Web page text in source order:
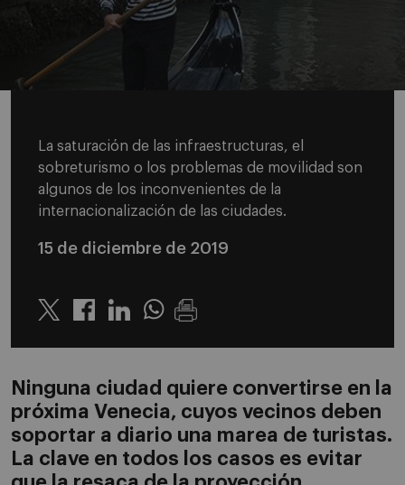
La saturación de las infraestructuras, el
sobreturismo o los problemas de movilidad son
algunos de los inconvenientes de la
internacionalización de las ciudades.
15 de diciembre de 2019
Twitter LinkedinWhatsapp
Ninguna ciudad quiere convertirse en la
próxima Venecia, cuyos vecinos deben
soportar a diario una marea de turistas.
La clave en todos los casos es evitar